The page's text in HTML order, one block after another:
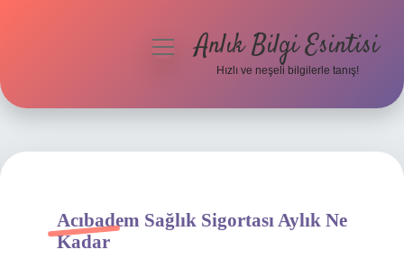
Hakkımızda
menüyüAnlık Bilgi Esintisi
Hızlı ve neşeli bilgilerle tanış!
Acıbadem Sağlık Sigortası Aylık Ne
Kadar